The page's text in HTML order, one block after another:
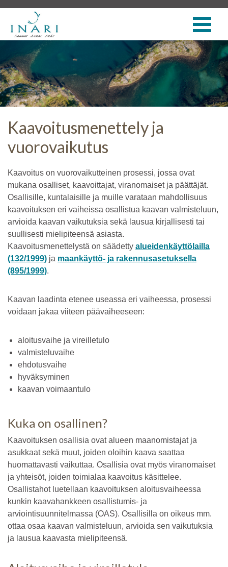
Kaavoitusmenettely ja
vuorovaikutus
Kaavoitus on vuorovaikutteinen prosessi, jossa ovat
mukana osalliset, kaavoittajat, viranomaiset ja päättäjät.
Osallisille, kuntalaisille ja muille varataan mahdollisuus
kaavoituksen eri vaiheissa osallistua kaavan valmisteluun,
arvioida kaavan vaikutuksia sekä lausua kirjallisesti tai
suullisesti mielipiteensä asiasta.
Kaavoitusmenettelystä on säädetty alueidenkäyttölailla
(132/1999) ja maankäyttö- ja rakennusasetuksella
(895/1999).
Kaavan laadinta etenee useassa eri vaiheessa, prosessi
voidaan jakaa viiteen päävaiheeseen:
aloitusvaihe ja vireilletulo
valmisteluvaihe
ehdotusvaihe
hyväksyminen
kaavan voimaantulo
Kuka on osallinen?
Kaavoituksen osallisia ovat alueen maanomistajat ja
asukkaat sekä muut, joiden oloihin kaava saattaa
huomattavasti vaikuttaa. Osallisia ovat myös viranomaiset
ja yhteisöt, joiden toimialaa kaavoitus käsittelee.
Osallistahot luetellaan kaavoituksen aloitusvaiheessa
kunkin kaavahankkeen osallistumis- ja
arviointisuunnitelmassa (OAS). Osallisilla on oikeus mm.
ottaa osaa kaavan valmisteluun, arvioida sen vaikutuksia
ja lausua kaavasta mielipiteensä.